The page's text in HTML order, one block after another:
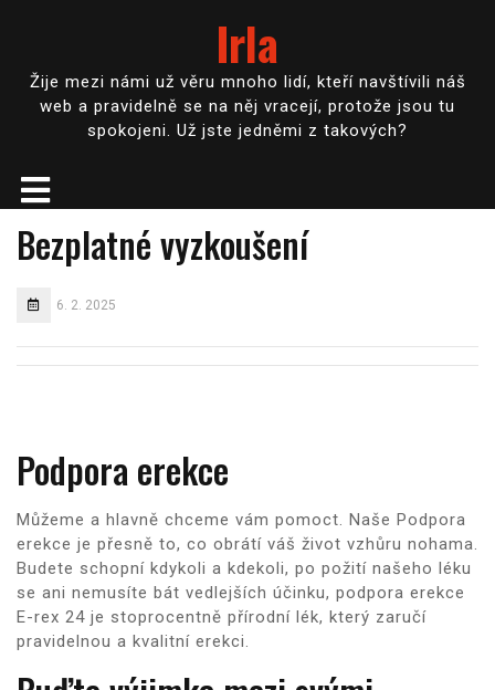
Irla
Žije mezi námi už věru mnoho lidí, kteří navštívili náš
web a pravidelně se na něj vracejí, protože jsou tu
spokojeni. Už jste jedněmi z takových?
Bezplatné vyzkoušení
6. 2. 2025
Podpora erekce
Můžeme a hlavně chceme vám pomoct. Naše Podpora
erekce je přesně to, co obrátí váš život vzhůru nohama.
Budete schopní kdykoli a kdekoli, po požití našeho léku
se ani nemusíte bát vedlejších účinku, podpora erekce
E-rex 24 je stoprocentně přírodní lék, který zaručí
pravidelnou a kvalitní erekci.